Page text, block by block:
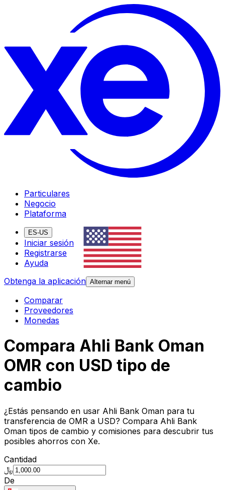
Particulares
Negocio
Plataforma
ES-US
Iniciar sesión
Registrarse
Ayuda
Obtenga la aplicación Alternar menú
Comparar
Proveedores
Monedas
Compara Ahli Bank Oman
OMR con USD tipo de
cambio
¿Estás pensando en usar Ahli Bank Oman para tu
transferencia de OMR a USD? Compara Ahli Bank
Oman tipos de cambio y comisiones para descubrir tus
posibles ahorros con Xe.
Cantidad
﷼
De